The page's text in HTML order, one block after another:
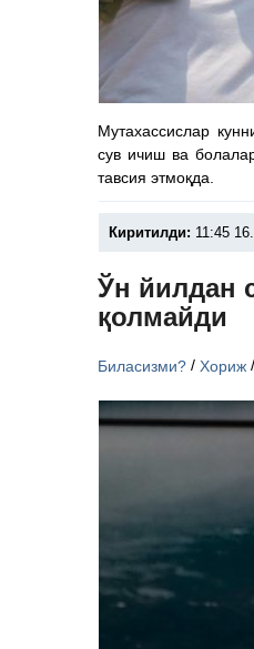
Мутахассислар
сув ичиш ва
тавсия этмоқда.
Киритилди: 11:45
Ўн йилдан
қолмайди
Биласизми? /Хориж